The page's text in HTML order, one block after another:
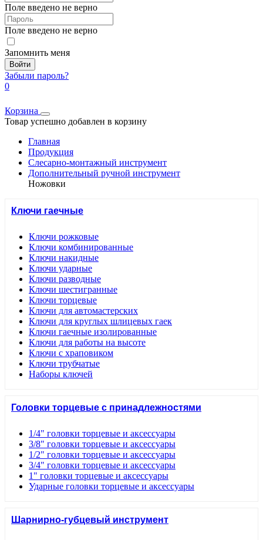
Поле введено не верно
Поле введено не верно
Запомнить меня
Войти
Забыли пароль?
0
Корзина
Товар успешно добавлен в корзину
Главная
Продукция
Слесарно-монтажный инструмент
Дополнительный ручной инструмент
Ножовки
Ключи гаечные
Ключи рожковые
Ключи комбинированные
Ключи накидные
Ключи ударные
Ключи разводные
Ключи шестигранные
Ключи торцевые
Ключи для автомастерских
Ключи для круглых шлицевых гаек
Ключи гаечные изолированные
Ключи для работы на высоте
Ключи с храповиком
Ключи трубчатые
Наборы ключей
Головки торцевые с принадлежностями
1/4" головки торцевые и аксессуары
3/8" головки торцевые и аксессуары
1/2" головки торцевые и аксессуары
3/4" головки торцевые и аксессуары
1" головки торцевые и аксессуары
Ударные головки торцевые и аксессуары
Шарнирно-губцевый инструмент